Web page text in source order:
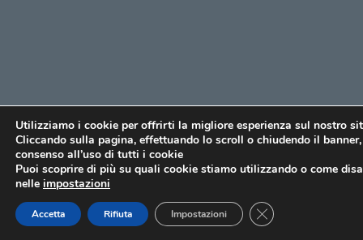
Utilizziamo i cookie per offrirti la migliore esperienza sul nostro
Cliccando sulla pagina, effettuando lo scroll o chiudendo il
consenso all’uso di tutti i cookie
Puoi scoprire di più su quali cookie stiamo utilizzando o come
nelle impostazioni
Accetta Rifiuta Impostazioni CLOSE GDPR